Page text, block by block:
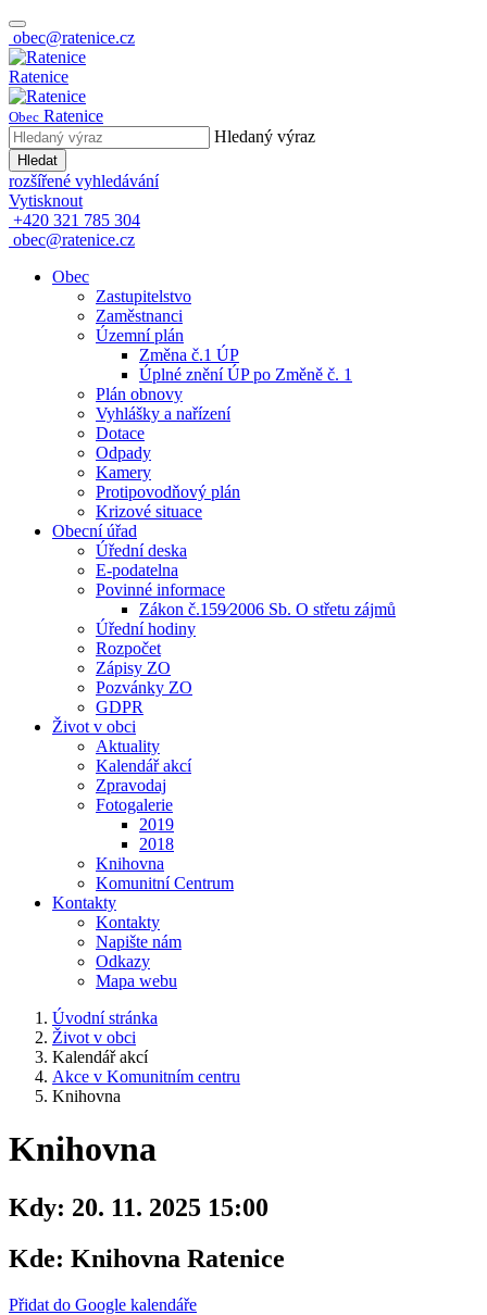
obec@ratenice.cz
Ratenice
Obec Ratenice
Hledaný výraz
Hledat
rozšířené vyhledávání
Vytisknout
+420 321 785 304
obec@ratenice.cz
Obec
Zastupitelstvo
Zaměstnanci
Územní plán
Změna č.1 ÚP
Úplné znění ÚP po Změně č. 1
Plán obnovy
Vyhlášky a nařízení
Dotace
Odpady
Kamery
Protipovodňový plán
Krizové situace
Obecní úřad
Úřední deska
E-podatelna
Povinné informace
Zákon č.159⁄2006 Sb. O střetu zájmů
Úřední hodiny
Rozpočet
Zápisy ZO
Pozvánky ZO
GDPR
Život v obci
Aktuality
Kalendář akcí
Zpravodaj
Fotogalerie
2019
2018
Knihovna
Komunitní Centrum
Kontakty
Kontakty
Napište nám
Odkazy
Mapa webu
Úvodní stránka
Život v obci
Kalendář akcí
Akce v Komunitním centru
Knihovna
Knihovna
Kdy: 20. 11. 2025 15:00
Kde: Knihovna Ratenice
Přidat do Google kalendáře